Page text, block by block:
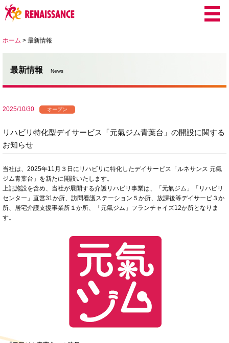
ホーム > 最新情報
最新情報 News
2025/10/30 オープン
リハビリ特化型デイサービス「元氣ジム青葉台」の開設に関する
お知らせ
当社は、2025年11月３日にリハビリに特化したデイサービス「ルネサンス 元氣
ジム青葉台」を新たに開設いたします。
上記施設を含め、当社が展開する介護リハビリ事業は、「元氣ジム」「リハビリ
センター」直営31か所、訪問看護ステーション５か所、放課後等デイサービ３か
所、居宅介護支援事業所１か所、「元氣ジム」フランチャイズ12か所となりま
す。